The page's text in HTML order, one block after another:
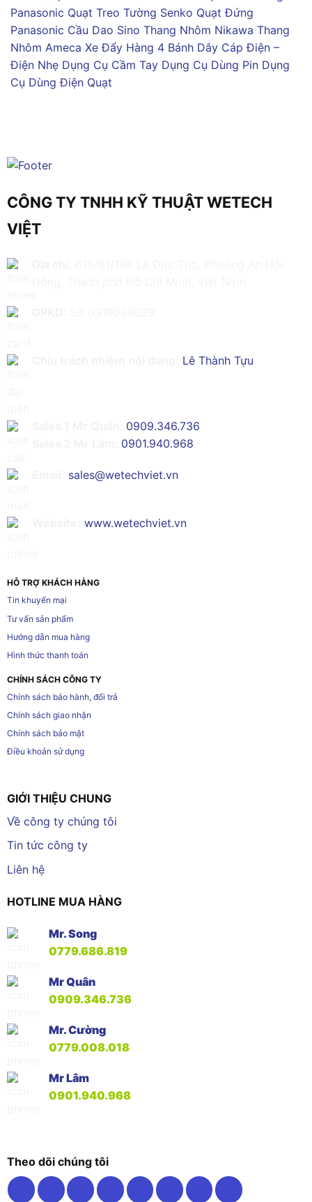
Panasonic Quạt Treo Tường Senko Quạt Đứng
Panasonic Cầu Dao Sino Thang Nhôm Nikawa Thang
Nhôm Ameca Xe Đẩy Hàng 4 Bánh Dây Cáp Điện –
Điện Nhẹ Dụng Cụ Cầm Tay Dụng Cụ Dùng Pin Dụng
Cụ Dùng Điện Quạt
CÔNG TY TNHH KỸ THUẬT WETECH
VIỆT
Lê Thành Tựu
0909.346.736
0901.940.968
sales@wetechviet.vn
www.wetechviet.vn
HỖ TRỢ KHÁCH HÀNG
Tin khuyến mại
Tư vấn sản phẩm
Hướng dẫn mua hàng
Hình thức thanh toán
CHÍNH SÁCH CÔNG TY
Chính sách bảo hành, đổi trả
Chính sách giao nhận
Chính sách bảo mật
Điều khoản sử dụng
GIỚI THIỆU CHUNG
Về công ty chúng tôi
Tin tức công ty
Liên hệ
HOTLINE MUA HÀNG
Mr. Song
0779.686.819
Mr Quân
0909.346.736
Mr. Cường
0779.008.018
Mr Lâm
0901.940.968
Theo dõi chúng tôi